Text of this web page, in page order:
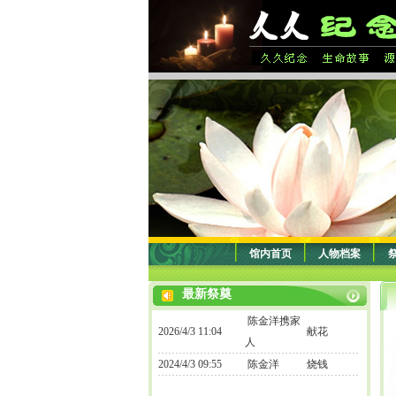
馆内首页 人物档案
最新祭奠
2026/4/3 11:04
陈金洋携家
人
献花
2024/4/3 09:55 陈金洋 烧钱